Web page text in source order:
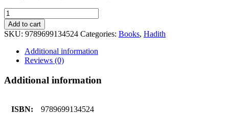
Hujiyat
e
Hadith
quantity
Add to cart
SKU: 9789699134524 Categories: Books, Hadith
Additional information
Reviews (0)
Additional information
ISBN: 9789699134524